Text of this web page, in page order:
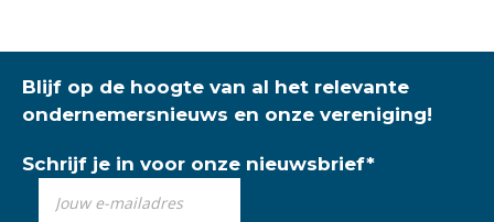
Blijf op de hoogte van al het relevante
ondernemersnieuws en onze vereniging!
Schrijf je in voor onze nieuwsbrief*